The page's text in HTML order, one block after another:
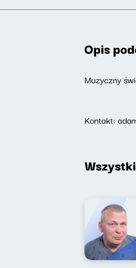
Opis
Muzyczny
Kontakt: